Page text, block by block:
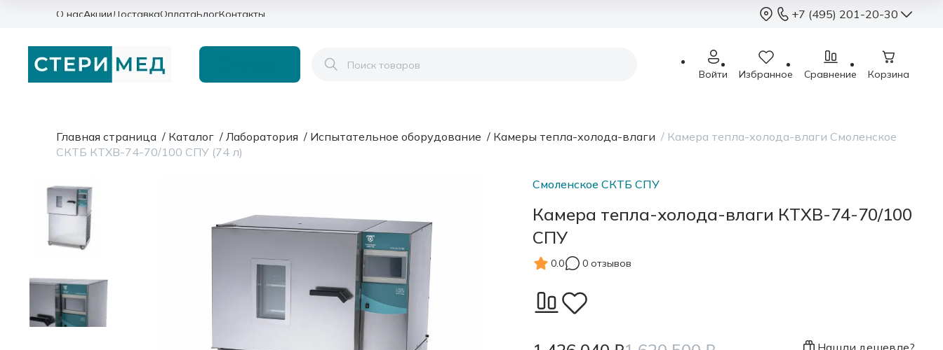
О насАкцииДоставкаОплатаБлогКонтакты +7 (495) 201-20-30
+7 (495) 201-
sales@sterimed.ru
Сб - Вс: выходные
Войти Избранное Сравнение Корзина
Главная страница / Каталог / Лаборатория / Испытательное оборудование / Камеры тепла-холода-влаги / Камера тепла-холода-влаги Смоленское
СКТБ КТХВ-74-70/100 СПУ (74 л)
Смоленское СКТБ СПУ
Камера тепла-холода-влаги КТХВ-74-70/100
СПУ
0.0 0 отзывов